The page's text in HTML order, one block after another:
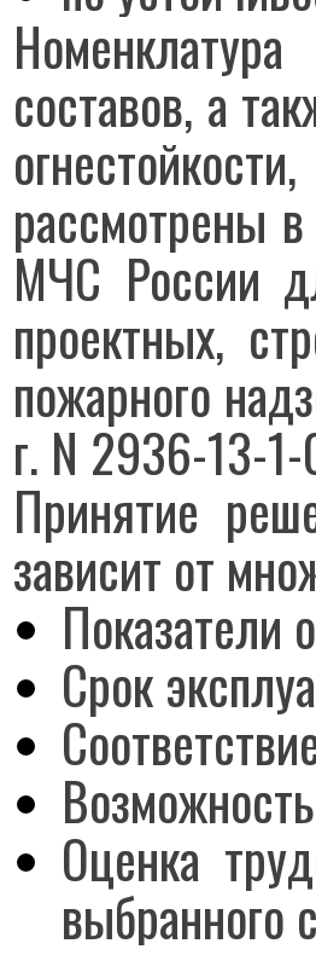
составов, а
рассмотрены
МЧС России
проектных,
пожарного
г. N 2936-13-
Принятие
зависит от
Показатели
Срок
Оценка
выбранного